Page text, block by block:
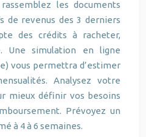
les documents
de revenus des 3 derniers
des crédits à racheter,
Une simulation en ligne
vous permettra d’estimer
Analysez votre
mieux définir vos besoins
Prévoyez un
à 4 à 6 semaines.